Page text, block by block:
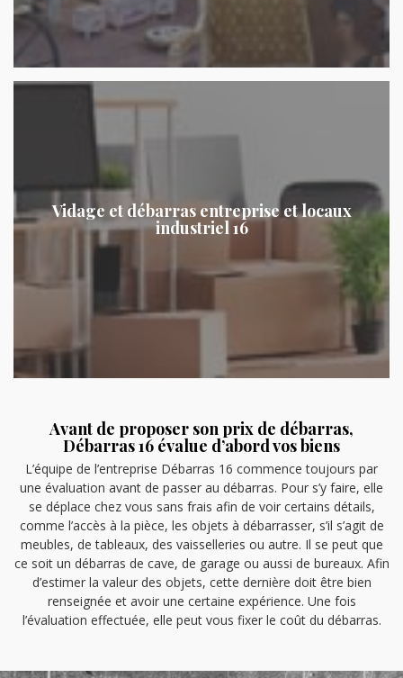
Vidage et débarras entreprise et locaux
industriel 16
Avant de proposer son prix de débarras,
Débarras 16 évalue d’abord vos biens
L’équipe de l’entreprise Débarras 16 commence toujours par
une évaluation avant de passer au débarras. Pour s’y faire, elle
se déplace chez vous sans frais afin de voir certains détails,
comme l’accès à la pièce, les objets à débarrasser, s’il s’agit de
meubles, de tableaux, des vaisselleries ou autre. Il se peut que
ce soit un débarras de cave, de garage ou aussi de bureaux. Afin
d’estimer la valeur des objets, cette dernière doit être bien
renseignée et avoir une certaine expérience. Une fois
l’évaluation effectuée, elle peut vous fixer le coût du débarras.